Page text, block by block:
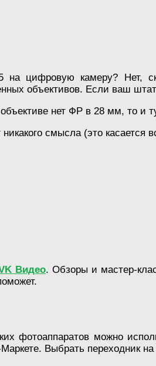
на цифровую камеру? Нет,
объективов. Если ваш
нет ФР в 28 мм, то и
смысла (это касается
Видео. Обзоры и мастер-
фотоаппаратов можно
Выбрать переходник